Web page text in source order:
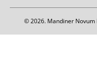
© 2026. Mandiner